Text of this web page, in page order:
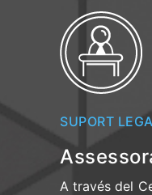
SUPORT
A través del